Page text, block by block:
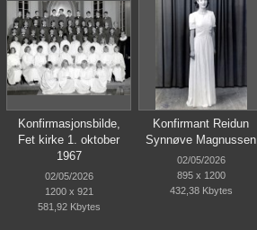
Konfirmasjonsbilde,
Fet kirke 1. oktober
1967
02/05/2026
1200 x 921
581,92 Kbytes
Konfirmant Reidun
Synnøve Magnussen
02/05/2026
895 x 1200
432,38 Kbytes